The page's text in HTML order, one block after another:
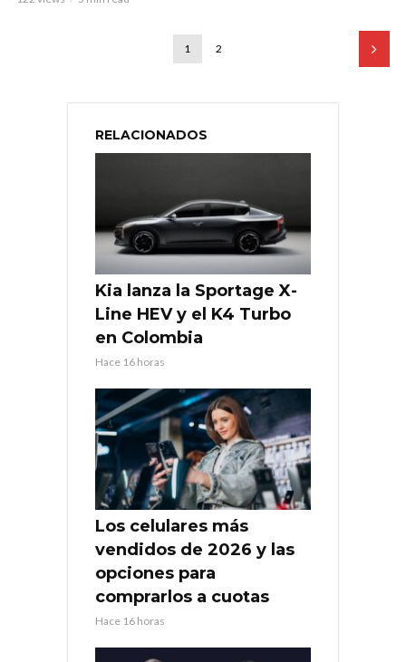
1 2
RELACIONADOS
Kia lanza la Sportage X-
Line HEV y el K4 Turbo
en Colombia
Hace 16 horas
Los celulares más
vendidos de 2026 y las
opciones para
comprarlos a cuotas
Hace 16 horas